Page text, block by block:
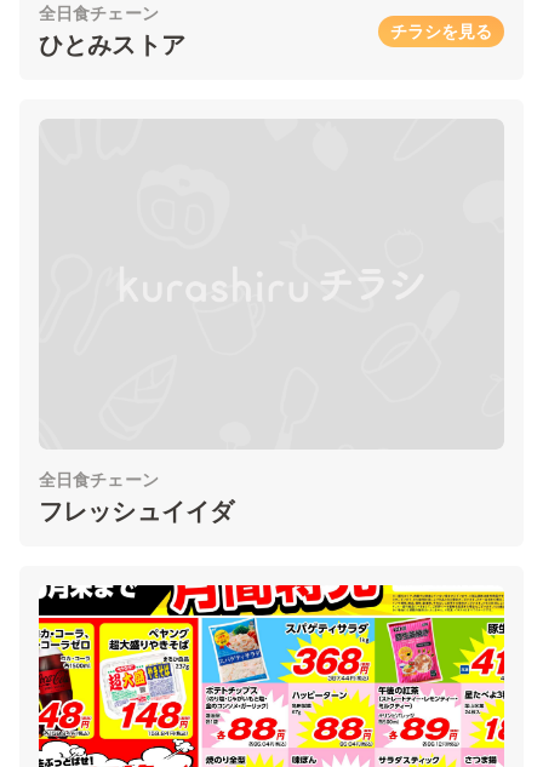
全日食チェーン
ひとみストア チラシを見る
全日食チェーン
フレッシュイイダ